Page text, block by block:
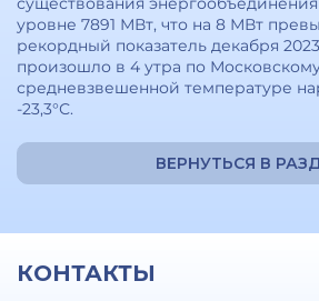
уровне 7891 МВт, что на 8 МВт
рекордный показатель декабря
произошло в 4 утра по
средневзвешенной температуре
-23,3°С.
ВЕРНУТЬСЯ В
КОНТАКТЫ